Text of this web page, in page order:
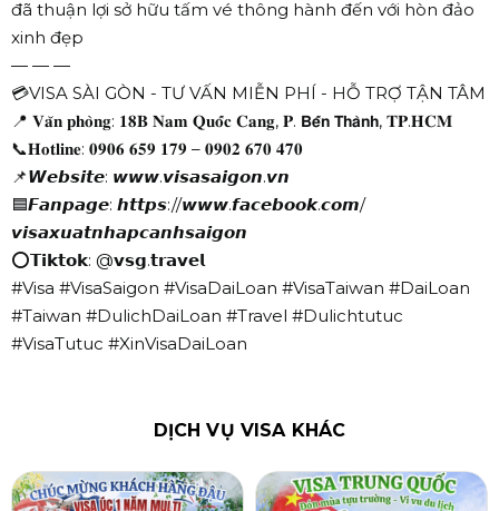
đã thuận lợi sở hữu tấm vé thông hành đến với hòn đảo
xinh đẹp
— — —
💳VISA SÀI GÒN - TƯ VẤN MIỄN PHÍ - HỖ TRỢ TẬN TÂM
📍 𝐕𝐚̆𝐧 𝐩𝐡𝐨̀𝐧𝐠: 𝟏𝟖𝐁 𝐍𝐚𝐦 𝐐𝐮𝐨̂́𝐜 𝐂𝐚𝐧𝐠, 𝐏. 𝗕𝗲̂́𝗻 𝗧𝗵𝗮̀𝗻𝗵, 𝐓𝐏.𝐇𝐂𝐌
📞𝐇𝐨𝐭𝐥𝐢𝐧𝐞: 𝟎𝟗𝟎𝟔 𝟔𝟓𝟗 𝟏𝟕𝟗 – 𝟎𝟗𝟎𝟐 𝟔𝟕𝟎 𝟒𝟕𝟎
📌𝙒𝙚𝙗𝙨𝙞𝙩𝙚: 𝙬𝙬𝙬.𝙫𝙞𝙨𝙖𝙨𝙖𝙞𝙜𝙤𝙣.𝙫𝙣
🟦𝙁𝙖𝙣𝙥𝙖𝙜𝙚: 𝙝𝙩𝙩𝙥𝙨://𝙬𝙬𝙬.𝙛𝙖𝙘𝙚𝙗𝙤𝙤𝙠.𝙘𝙤𝙢/
𝙫𝙞𝙨𝙖𝙭𝙪𝙖𝙩𝙣𝙝𝙖𝙥𝙘𝙖𝙣𝙝𝙨𝙖𝙞𝙜𝙤𝙣
⭕𝗧𝗶𝗸𝘁𝗼𝗸: @𝘃𝘀𝗴.𝘁𝗿𝗮𝘃𝗲𝗹
#Visa #VisaSaigon #VisaDaiLoan #VisaTaiwan #DaiLoan
#Taiwan #DulichDaiLoan #Travel #Dulichtutuc
#VisaTutuc #XinVisaDaiLoan
DỊCH VỤ VISA KHÁC